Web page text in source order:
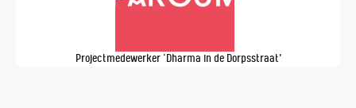
Projectmedewerker ‘Dharma in de Dorpsstraat'